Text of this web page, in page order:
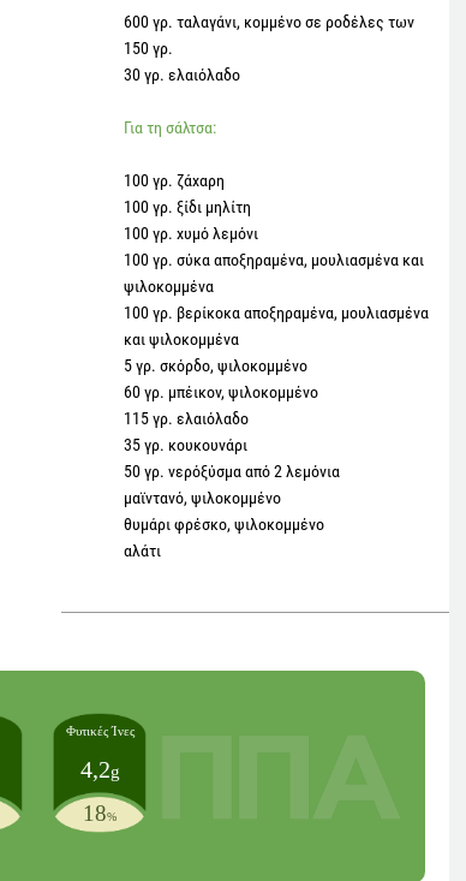
600 γρ. ταλαγάνι, κομμένο σε ροδέλες των
150 γρ.
30 γρ. ελαιόλαδο
Για τη σάλτσα:
100 γρ. ζάχαρη
100 γρ. ξίδι μηλίτη
100 γρ. χυμό λεμόνι
100 γρ. σύκα αποξηραμένα, μουλιασμένα και
ψιλοκομμένα
100 γρ. βερίκοκα αποξηραμένα, μουλιασμένα
και ψιλοκομμένα
5 γρ. σκόρδο, ψιλοκομμένο
60 γρ. μπέικον, ψιλοκομμένο
115 γρ. ελαιόλαδο
35 γρ. κουκουνάρι
50 γρ. νερόξύσμα από 2 λεμόνια
μαϊντανό, ψιλοκομμένο
θυμάρι φρέσκο, ψιλοκομμένο
αλάτι
Φυτικές Ίνες
4,2g
18%